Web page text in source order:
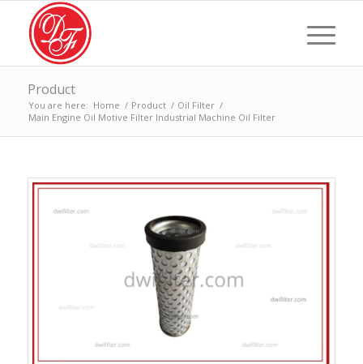
Product
You are here: Home / Product / Oil Filter /
Main Engine Oil Motive Filter Industrial Machine Oil Filter